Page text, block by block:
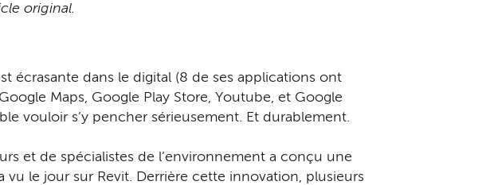
original.
écrasante dans le digital (8 de ses applications ont
Maps, Google Play Store, Youtube, et Google
vouloir s’y pencher sérieusement. Et durablement.
et de spécialistes de l’environnement a conçu une
le jour sur Revit. Derrière cette innovation, plusieurs